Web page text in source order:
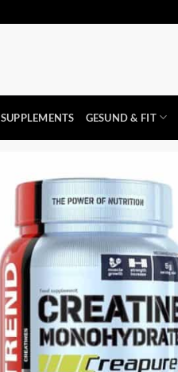
SUPPLEMENTS GESUND & FIT